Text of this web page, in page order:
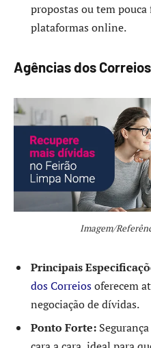
propostas ou tem
plataformas online.
Agências dos Correios
Imagem/
Principais
dos Correiosoferecem
negociação de dívidas.
Ponto Forte: